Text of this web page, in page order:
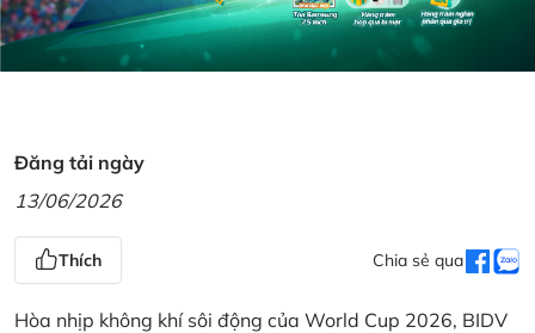
Đăng tải ngày
13/06/2026
Thích Chia sẻ qua
Hòa nhịp không khí sôi động của World Cup 2026, BIDV